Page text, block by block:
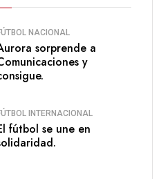
NACIONAL
sorprende a
y
INTERNACIONAL
fútbol se une en